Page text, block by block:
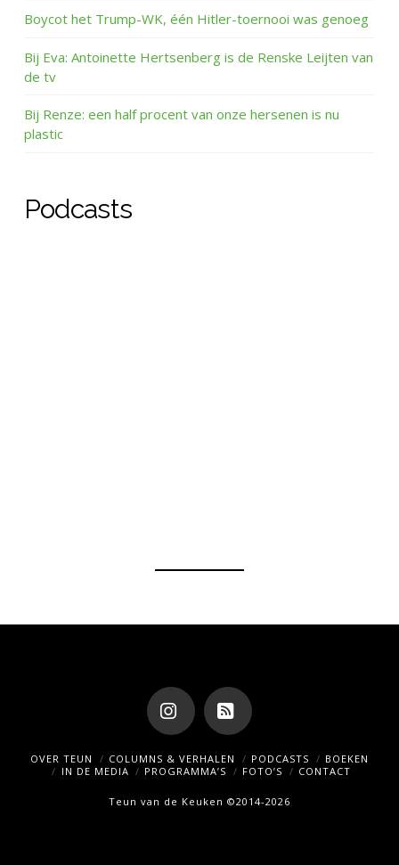
Boycot het Trump-WK, één Hitler-toernooi was genoeg
Bij Eva: Antoinette Hertsenberg is de Renske Leijten van
de tv
Bij Renze: een half procent van onze hersenen is nu
plastic
Podcasts
Instagram
RSS
OVER TEUN COLUMNS & VERHALEN PODCASTS
BOEKEN
IN DE MEDIA
PROGRAMMA’S FOTO’S CONTACT
Teun van de Keuken ©2014-2026